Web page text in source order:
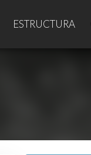
ESTRUCTURA